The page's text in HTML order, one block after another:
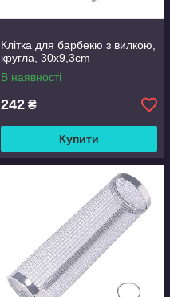
Клітка для барбекю з вилкою,
кругла, 30x9,3cm
В наявності
242 ₴
Купити